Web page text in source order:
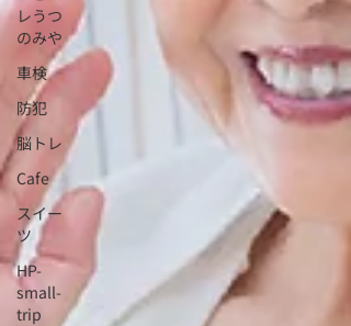
レうつ
のみや
車検
防犯
脳トレ
Cafe
スイー
ツ
HP-
small-
trip